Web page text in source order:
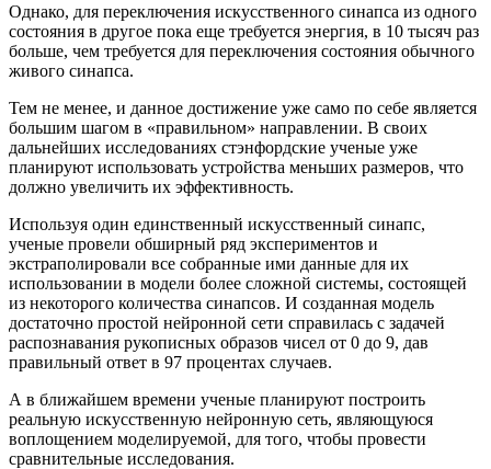
Однако, для переключения искусственного синапса из одного
состояния в другое пока еще требуется энергия, в 10 тысяч раз
больше, чем требуется для переключения состояния обычного
живого синапса.
Тем не менее, и данное достижение уже само по себе является
большим шагом в «правильном» направлении. В своих
дальнейших исследованиях стэнфордские ученые уже
планируют использовать устройства меньших размеров, что
должно увеличить их эффективность.
Используя один единственный искусственный синапс,
ученые провели обширный ряд экспериментов и
экстраполировали все собранные ими данные для их
использовании в модели более сложной системы, состоящей
из некоторого количества синапсов. И созданная модель
достаточно простой нейронной сети справилась с задачей
распознавания рукописных образов чисел от 0 до 9, дав
правильный ответ в 97 процентах случаев.
А в ближайшем времени ученые планируют построить
реальную искусственную нейронную сеть, являющуюся
воплощением моделируемой, для того, чтобы провести
сравнительные исследования.